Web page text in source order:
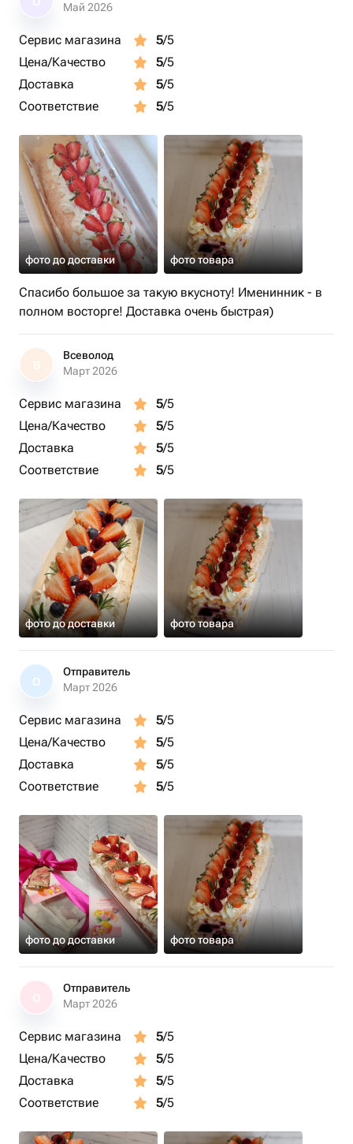
Май 2026
Сервис магазина 5/5
Цена/Качество
5/5
Доставка
5/5
Соответствие
5/5
фото до доставки фото товара
Спасибо большое за такую вкусноту! Именинник - в
полном восторге! Доставка очень быстрая)
В
Всеволод
Март 2026
Сервис магазина 5/5
Цена/Качество
5/5
Доставка
5/5
Соответствие
5/5
фото до доставки фото товара
О
Отправитель
Март 2026
Сервис магазина 5/5
Цена/Качество
5/5
Доставка
5/5
Соответствие
5/5
фото до доставки фото товара
Отправитель
Март 2026
Сервис магазина 5/5
Цена/Качество
5/5
Доставка
5/5
Соответствие
5/5